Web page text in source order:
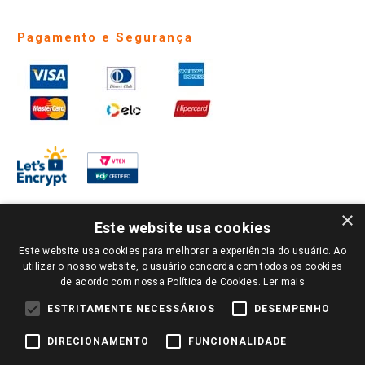
Pagamento e Segurança
PARA VER OS PREÇOS DA SUA REGIÃO, FAÇA LOGIN E SELECIONE A LOJA DE
SUA PREFERÊNCIA. SOMENTE APÓS O LOGIN, OS PREÇOS DA SUA REGIÃO OU
LOJA SERÃO CARREGADOS.
TODOS OS PREÇOS E CONDIÇÕES COMERCIAIS DESTE SITE SÃO VÁLIDOS APENAS
PARA COMPRAS REALIZADAS NO GIASSI.COM.BR E NA LOJA SELECIONADA
PREÇOS PARA AS VENDAS ONLINE DIVULGADOS NO SITE PREVALECEM ANTE
×
Este website usa cookies
Este website usa cookies para melhorar a experiência do usuário. Ao
utilizar o nosso website, o usuário concorda com todos os cookies
de acordo com nossa Política de Cookies. Ler mais
ESTRITAMENTE NECESSÁRIOS DESEMPENHO
DIRECIONAMENTO FUNCIONALIDADE